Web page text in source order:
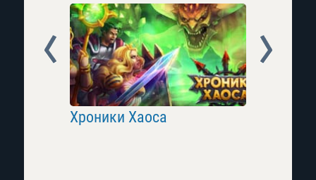
Хроники Хаоса
Prev